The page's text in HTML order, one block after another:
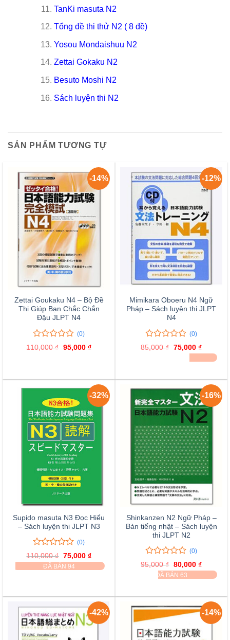
TanKi masuta N2
Tổng đề thi thử N2 ( 8 đề)
Yosou Mondaishuu N2
Zettai Gokaku N2
Besuto Moshi N2
Sách luyện thi N2
SẢN PHẨM TƯƠNG TỰ
-14%
Zettai Goukaku N4 – Bộ Đề
Thi Giúp Bạn Chắc Chắn
Đậu JLPT N4
0
trên
0
giá
(0)
110,000₫ Giá
95,000 ₫Giá
-12%
Mimikara Oboeru N4 Ngữ
Pháp – Sách luyện thi JLPT
N4
0
trên
0
giá
(0)
85,000₫ Giá
75,000 ₫Giá
hiện
tại
-32%
Supido masuta N3 Đọc Hiểu
– Sách luyện thi JLPT N3
0
trên
5
0
(0)
110,000₫ Giá
gốc
là:
75,000 ₫Giá
hiện
tại
ĐÃ BÁN 94
-16%
Shinkanzen N2 Ngữ Pháp –
Bản tiếng nhật – Sách luyện
thi JLPT N2
0
trên
0
giá
(0)
95,000₫ Giá
gốc
là:
80,000 ₫Giá
hiện
tại
ĐÃ BÁN 63
-42% -14%